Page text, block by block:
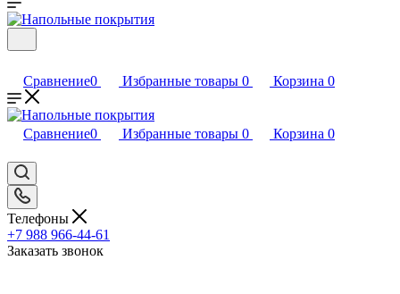
Сравнение0 Избранные товары 0 Корзина 0
Сравнение0 Избранные товары 0 Корзина 0
Телефоны
+7 988 966-44-61
Заказать звонок